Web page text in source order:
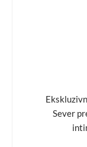
Sever